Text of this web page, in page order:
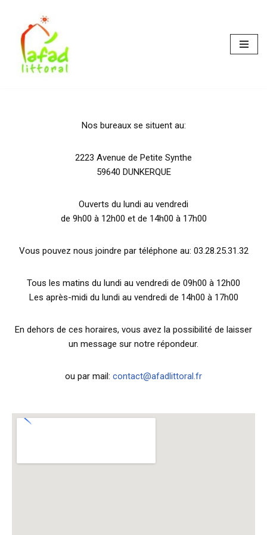
Skip
content
Nos bureaux se situent au:
2223 Avenue de Petite Synthe
59640 DUNKERQUE
Ouverts du lundi au vendredi
de 9h00 à 12h00 et de 14h00 à 17h00
Vous pouvez nous joindre par téléphone au: 03.28.25.31.32
Tous les matins du lundi au vendredi de 09h00 à 12h00
Les après-midi du lundi au vendredi de 14h00 à 17h00
En dehors de ces horaires, vous avez la possibilité de laisser
un message sur notre répondeur.
ou par mail: contact@afadlittoral.fr